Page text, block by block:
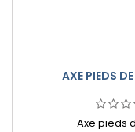
AXE PIEDS
Axe pieds